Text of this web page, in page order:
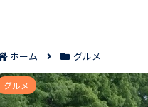
ホーム グルメ
相模原でデカ盛
グルメ